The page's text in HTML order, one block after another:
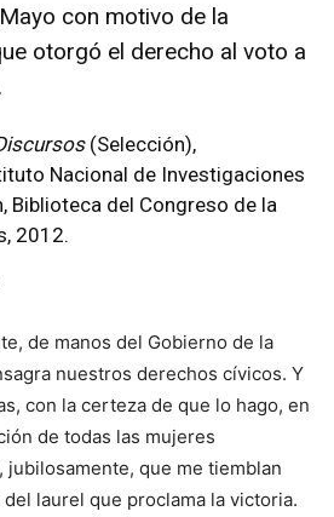
con motivo de la
otorgó el derecho al voto a
(Selección),
Nacional de Investigaciones
Biblioteca del Congreso de la
2012.
de manos del Gobierno de la
nuestros derechos cívicos. Y
con la certeza de que lo hago, en
de todas las mujeres
que me tiemblan
laurel que proclama la victoria.